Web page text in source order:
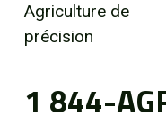
Agriculture de
précision
1 844-